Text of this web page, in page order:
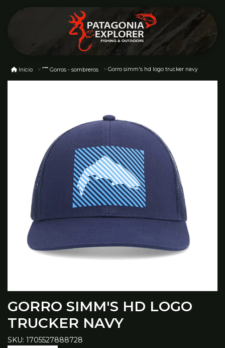
Inicio Gorros - sombreros Gorro simm's hd logo trucker navy
GORRO SIMM'S HD LOGO
TRUCKER NAVY
SKU: 1705527888728